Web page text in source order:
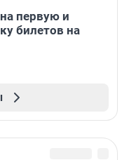
первую и
билетов на